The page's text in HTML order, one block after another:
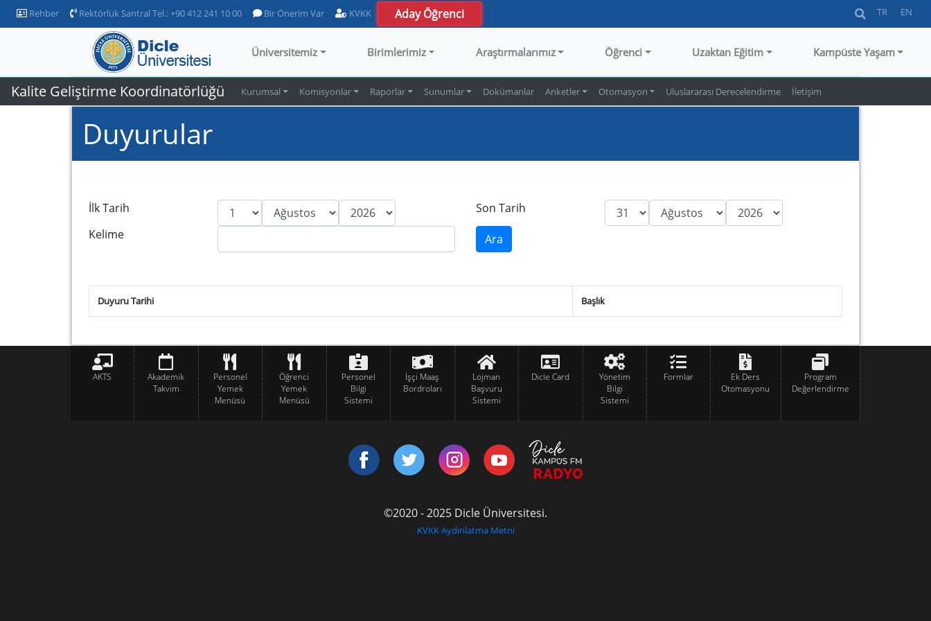
Rehber Rektörlük Santral Tel.: +90 412 241 10 00 Bir Önerim Var KVKK Aday Öğrenci TR EN
Üniversitemiz Birimlerimiz Araştırmalarımız Öğrenci Uzaktan Eğitim Kampüste Yaşam
Kalite Geliştirme Koordinatörlüğü Kurumsal Komisyonlar Raporlar Sunumlar Dokümanlar Anketler Otomasyon Uluslararası Derecelendirme İletişim
Duyurular
İlk Tarih
Son Tarih
Kelime
Duyuru Tarihi Başlık
AKTS
Akademik
Takvim
Personel
Yemek
Menüsü
Öğrenci
Yemek
Menüsü
Personel
Bilgi
Sistemi
İşçi Maaş
Bordroları
Lojman
Başvuru
Sistemi
Dicle Card
Yönetim
Bilgi
Sistemi
Formlar
Ek Ders
Otomasyonu
Program
Değerlendirme
©2020 - 2025 Dicle Üniversitesi.
KVKK Aydınlatma Metni